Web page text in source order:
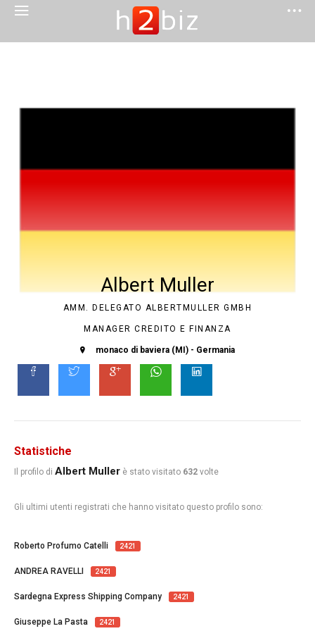
Albert Muller
AMM. DELEGATO ALBERTMULLER GMBH
MANAGER CREDITO E FINANZA
monaco di baviera (MI) - Germania
Statistiche
Il profilo di Albert Muller è stato visitato 632 volte
Gli ultimi utenti registrati che hanno visitato questo profilo sono:
Roberto Profumo Catelli 2421
ANDREA RAVELLI 2421
Sardegna Express Shipping Company 2421
Giuseppe La Pasta 2421